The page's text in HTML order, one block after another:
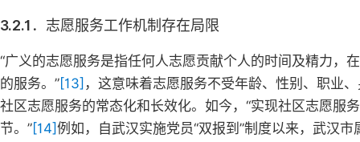
3.2.1．志愿服务工作机制存在局限
“广义的志愿服务是指任何人志愿贡献个人的时间及精力，
的服务。”[13] ，这意味着志愿服务不受年龄、性别、职业
社区志愿服务的常态化和长效化。如今，“实现社区志愿服
节。”[14]例如，自武汉实施党员“双报到”制度以来，武汉